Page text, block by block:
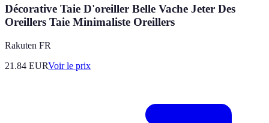
Décorative Taie D'oreiller Belle Vache Jeter Des
Oreillers Taie Minimaliste Oreillers
Rakuten FR
21.84 EURVoir le prix